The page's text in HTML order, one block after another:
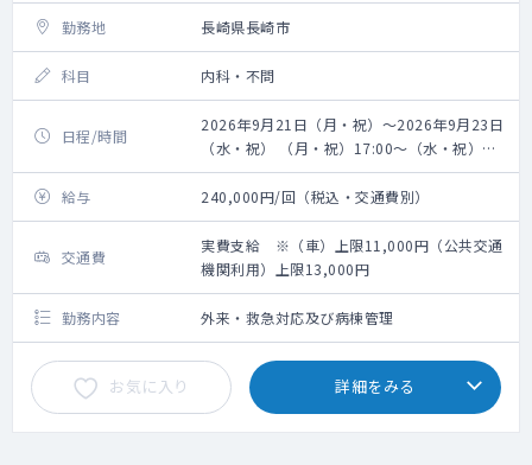
勤務地 長崎県長崎市
科目 内科・不問
日程/時間
2026年9月21日（月・祝）～2026年9月23日
（水・祝） （月・祝）17:00～（水・祝）
17:00
給与
240,000円/回（税込・交通費別）
交通費
実費支給 ※（車）上限11,000円（公共交通
機関利用）上限13,000円
勤務内容 外来・救急対応及び病棟管理
お気に入り 詳細をみる